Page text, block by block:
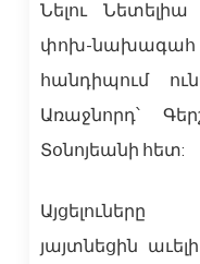
Նելու
փոխ-նախագահ
հանդիպում
Առաջնորդ՝
Տօնոյեանի հետ:
յայտնեցին